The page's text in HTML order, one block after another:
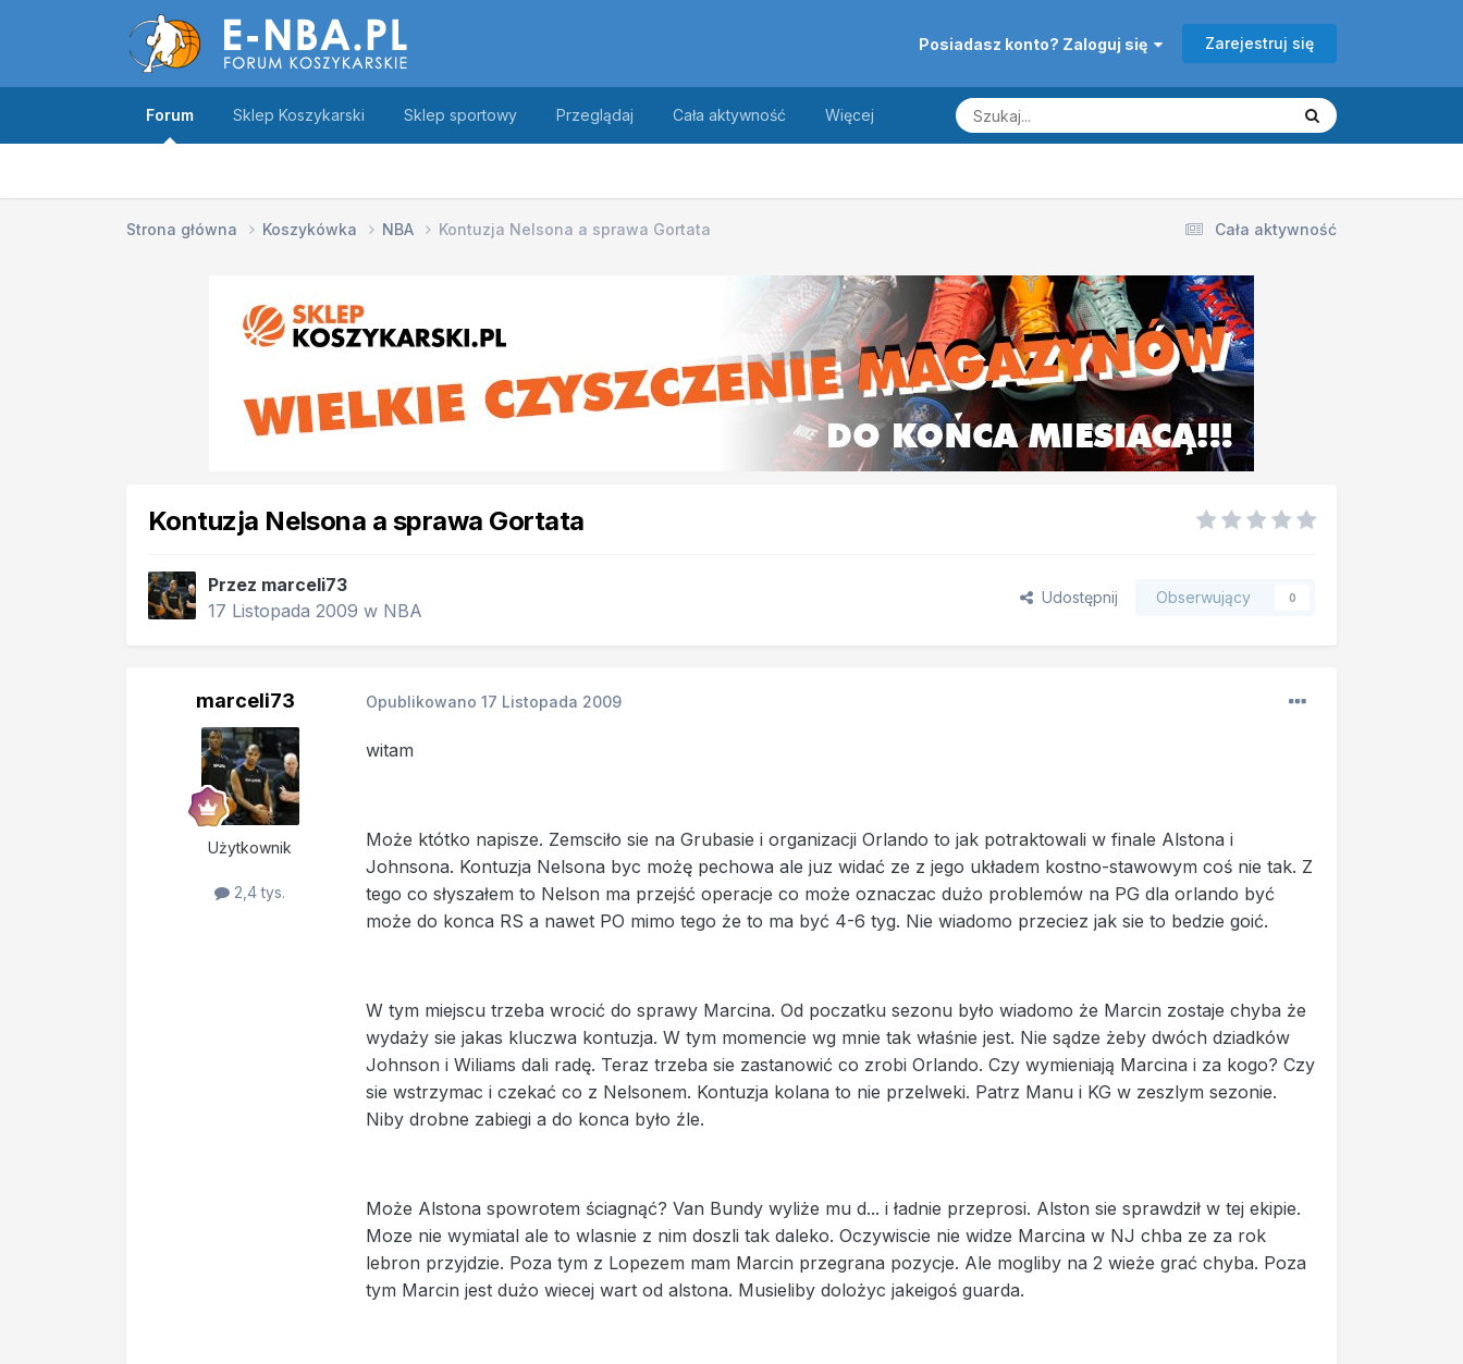
Posiadasz konto? Zaloguj się Zarejestruj się
Forum Sklep Koszykarski Sklep sportowy Przeglądaj Cała aktywność Więcej
Cała aktywność
Strona główna Koszykówka NBA Kontuzja Nelsona a sprawa Gortata
Kontuzja Nelsona a sprawa Gortata
Przez marceli73
17 Listopada 2009 w NBA
Udostępnij Obserwujący 0
marceli73
Użytkownik
2,4 tys.
Opublikowano 17 Listopada 2009
witam
Może któtko napisze. Zemsciło sie na Grubasie i organizacji Orlando to jak potraktowali w finale Alstona i
Johnsona. Kontuzja Nelsona byc możę pechowa ale juz widać ze z jego układem kostno-stawowym coś nie tak. Z
tego co słyszałem to Nelson ma przejść operacje co może oznaczac dużo problemów na PG dla orlando być
może do konca RS a nawet PO mimo tego że to ma być 4-6 tyg. Nie wiadomo przeciez jak sie to bedzie goić.
W tym miejscu trzeba wrocić do sprawy Marcina. Od poczatku sezonu było wiadomo że Marcin zostaje chyba że
wydaży sie jakas kluczwa kontuzja. W tym momencie wg mnie tak właśnie jest. Nie sądze żeby dwóch dziadków
Johnson i Wiliams dali radę. Teraz trzeba sie zastanowić co zrobi Orlando. Czy wymieniają Marcina i za kogo? Czy
sie wstrzymac i czekać co z Nelsonem. Kontuzja kolana to nie przelweki. Patrz Manu i KG w zeszlym sezonie.
Niby drobne zabiegi a do konca było źle.
Może Alstona spowrotem ściagnąć? Van Bundy wyliże mu d... i ładnie przeprosi. Alston sie sprawdził w tej ekipie.
Moze nie wymiatal ale to wlasnie z nim doszli tak daleko. Oczywiscie nie widze Marcina w NJ chba ze za rok
lebron przyjdzie. Poza tym z Lopezem mam Marcin przegrana pozycje. Ale mogliby na 2 wieże grać chyba. Poza
tym Marcin jest dużo wiecej wart od alstona. Musieliby dolożyc jakeigoś guarda.